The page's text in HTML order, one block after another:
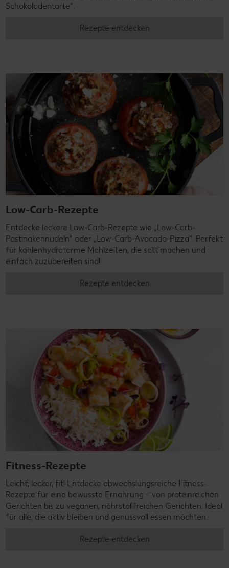
Schokoladentorte“.
Rezepte entdecken
Low-Carb-Rezepte
Entdecke leckere Low-Carb-Rezepte wie „Low-Carb-
Pastinakennudeln" oder „Low-Carb-Avocado-Pizza". Perfekt
für kohlenhydratarme Mahlzeiten, die satt machen und
einfach zuzubereiten sind!
Rezepte entdecken
Fitness-Rezepte
Leicht, lecker, fit! Entdecke abwechslungsreiche Fitness-
Rezepte für eine bewusste Ernährung – von proteinreichen
Gerichten bis zu veganen, nährstoffreichen Gerichten. Ideal
für alle, die aktiv bleiben und genussvoll essen möchten.
Rezepte entdecken